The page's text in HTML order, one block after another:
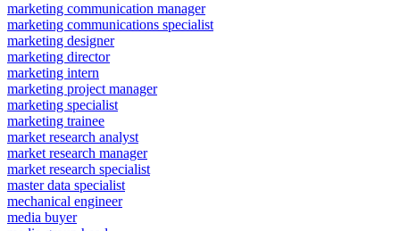
marketing communication manager
marketing communications specialist
marketing designer
marketing director
marketing intern
marketing project manager
marketing specialist
marketing trainee
market research analyst
market research manager
market research specialist
master data specialist
mechanical engineer
media buyer